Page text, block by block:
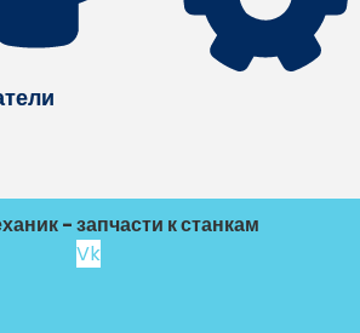
- запчасти к станкам
Vk